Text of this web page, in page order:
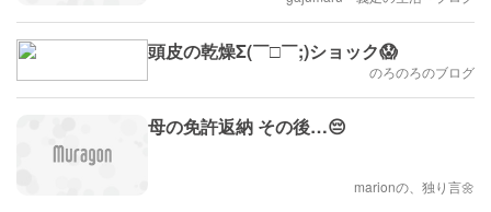
頭皮の乾燥Σ(￣□￣;)ショック😱
のろのろのブログ
母の免許返納 その後…😔
marionの、独り言🌼